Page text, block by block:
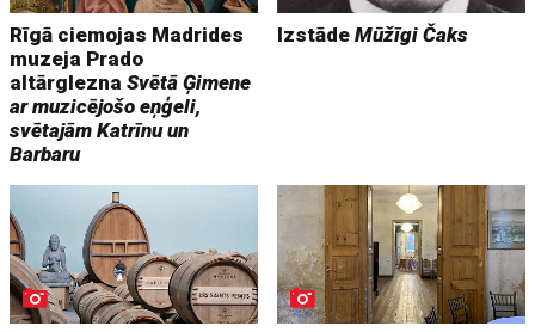
Rīgā ciemojas Madrides
muzeja Prado
altārgleznaSvētā Ģimene
ar muzicējošo eņģeli,
svētajām Katrīnu un
Barbaru
IzstādeMūžīgi Čaks